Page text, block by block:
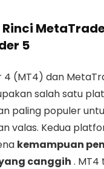
5
4 (MT4) dan
salah satu
paling populer
valas. Kedua
kemampuan
canggih .